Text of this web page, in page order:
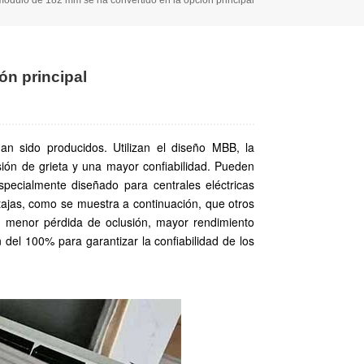
principal
sido producidos. Utilizan el diseño MBB, la
de grieta y una mayor confiabilidad. Pueden
diseñado para centrales eléctricas
como se muestra a continuación, que otros
pérdida de oclusión, mayor rendimiento
100% para garantizar la confiabilidad de los